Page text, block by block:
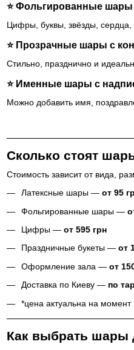
⭐ Фольгированные шары
Цифры, буквы, звёзды, сердца,
⭐ Прозрачные шары с
Стильно, празднично и
⭐ Именные шары с
Можно добавить имя,
Сколько стоят
Стоимость зависит от вида,
Латексные шары — от 95
Фольгированные шары —
Цифры — от 595 грн
Праздничные букеты — от
Оформление зала — от
Доставка по Киеву — по
*цена актуальна на момент
Как выбрать шары